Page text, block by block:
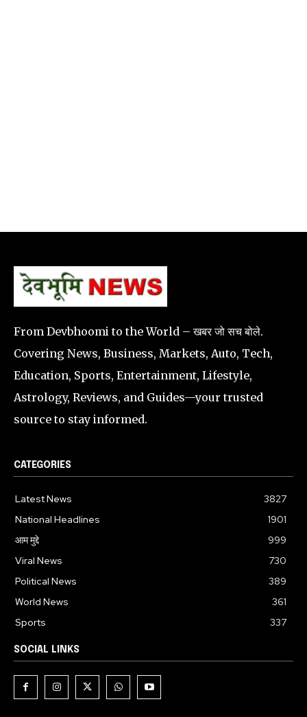
From Devbhoomi to the World – खबर जो सच बोले.
Covering News, Business, Markets, Auto, Tech,
Education, Sports, Entertainment, Lifestyle,
Astrology, Reviews, and Guides—your trusted
source to stay informed.
CATEGORIES
Latest News
3827
National Headlines
1901
आम मुद्दे
999
Viral News
730
Political News
389
World News
361
Sports
337
SOCIAL LINKS